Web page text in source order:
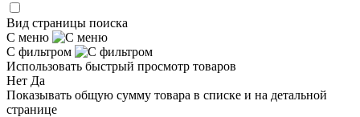
Вид страницы поиска
С меню
С фильтром
Использовать быстрый просмотр товаров
Нет Да
Показывать общую сумму товара в списке и на детальной
странице